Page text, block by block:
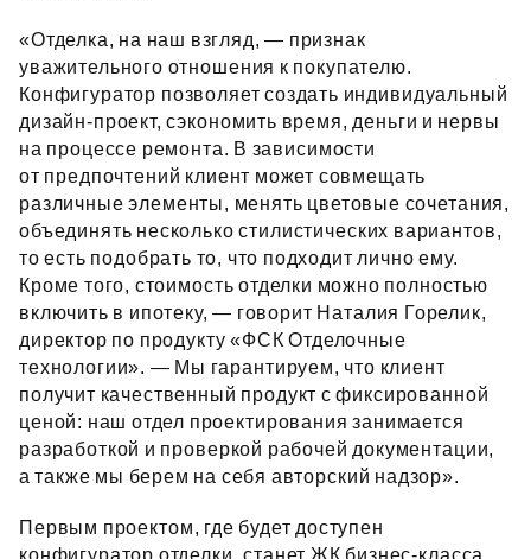
«Отделка, на наш взгляд, — признак
уважительного отношения к покупателю.
Конфигуратор позволяет создать индивидуальный
дизайн‑проект, сэкономить время, деньги и нервы
на процессе ремонта. В зависимости
от предпочтений клиент может совмещать
различные элементы, менять цветовые сочетания,
объединять несколько стилистических вариантов,
то есть подобрать то, что подходит лично ему.
Кроме того, стоимость отделки можно полностью
включить в ипотеку, — говорит Наталия Горелик,
директор по продукту «ФСК Отделочные
технологии». — Мы гарантируем, что клиент
получит качественный продукт с фиксированной
ценой: наш отдел проектирования занимается
разработкой и проверкой рабочей документации,
а также мы берем на себя авторский надзор».
Первым проектом, где будет доступен
конфигуратор отделки, станет ЖК бизнес‑класса